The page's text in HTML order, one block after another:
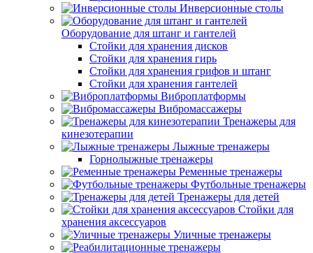
Инверсионные столы
Оборудование для штанг и гантелей
Стойки для хранения дисков
Стойки для хранения гирь
Стойки для хранения грифов и штанг
Стойки для хранения гантелей
Виброплатформы
Вибромассажеры
Тренажеры для
кинезотерапии
Лыжные тренажеры
Горнолыжные тренажеры
Ременные тренажеры
Футбольные тренажеры
Тренажеры для детей
Стойки для
хранения аксессуаров
Уличные тренажеры